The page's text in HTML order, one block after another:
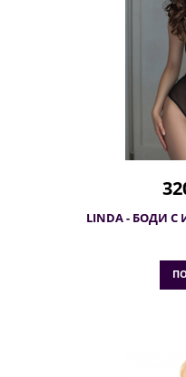
LINDA - БОДИ